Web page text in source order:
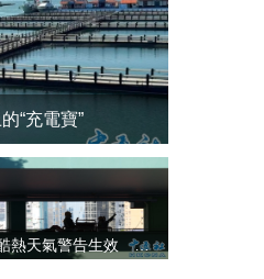
“充電寶”
酷熱天氣警告生效 本港高溫持續至下周